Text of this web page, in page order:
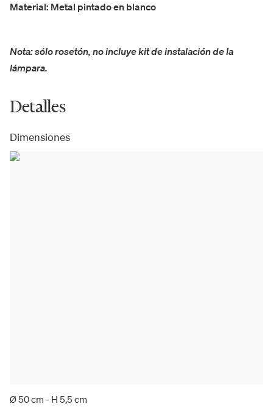
Material: Metal pintado en blanco
Nota: sólo rosetón, no incluye kit de instalación de la
lámpara.
Detalles
Dimensiones
Ø 50 cm - H 5,5 cm